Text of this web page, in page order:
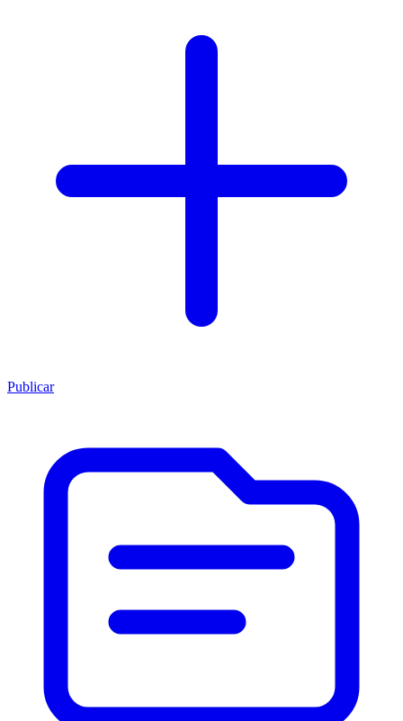
Publicar